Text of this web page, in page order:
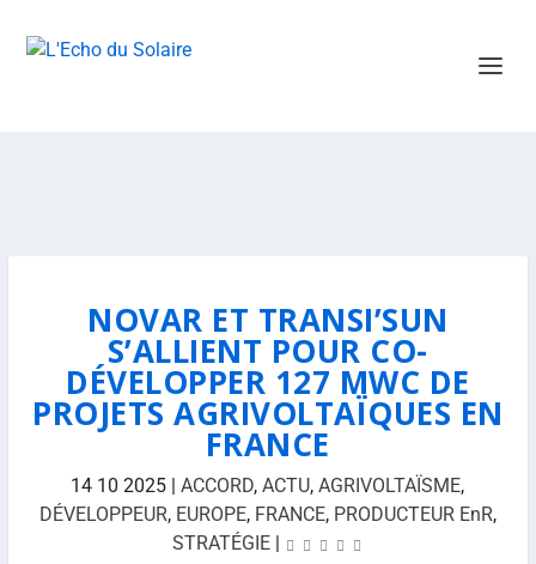
NOVAR ET TRANSI’SUN
S’ALLIENT POUR CO-
DÉVELOPPER 127 MWC DE
PROJETS AGRIVOLTAÏQUES EN
FRANCE
14 10 2025 |ACCORD,ACTU,AGRIVOLTAÏSME,
DÉVELOPPEUR, EUROPE, FRANCE, PRODUCTEUR EnR,
STRATÉGIE|